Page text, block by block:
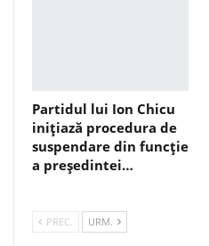
Partidul lui Ion Chicu
inițiază procedura de
suspendare din funcție
a președintei…
PREC. URM.